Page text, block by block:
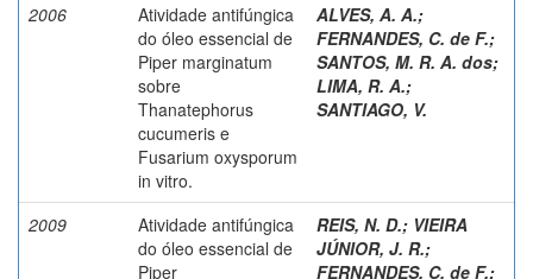
2006
Atividade antifúngica
do óleo essencial de
Piper marginatum
sobre
Thanatephorus
cucumeris e
Fusarium oxysporum
in vitro.
ALVES, A. A.;
FERNANDES, C. de F.;
SANTOS, M. R. A. dos;
LIMA, R. A.;
SANTIAGO, V.
2009
Atividade antifúngica
do óleo essencial de
Piper
REIS, N. D.; VIEIRA
JÚNIOR, J. R.;
FERNANDES, C. de F.;